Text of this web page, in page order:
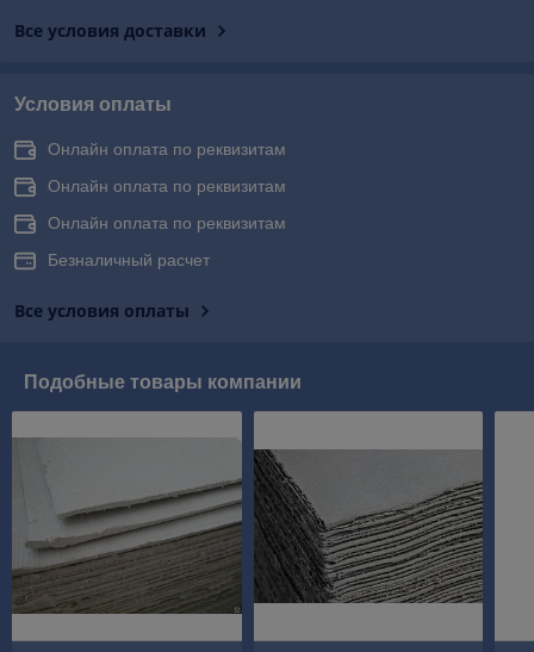
Все условия доставки
Условия оплаты
Онлайн оплата по реквизитам
Онлайн оплата по реквизитам
Онлайн оплата по реквизитам
Безналичный расчет
Все условия оплаты
Подобные товары компании